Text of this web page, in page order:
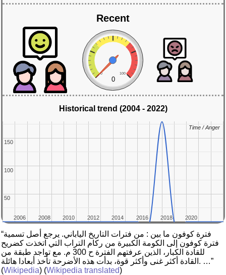
Recent
0 100
0
Historical trend (2004 - 2022)
2006
2006 2008
2008 2010
2010 2012
2012 2014
2014 2016
2016 2018
2018 2020
2020
50
50
100
100
150
150
Time / Anger
Time / Anger
“فترة كوفون ما بين : من فترات التاريخ الياباني. يرجع أصل تسمية
فترة كوفون إلى الكومة الكبيرة من ركام التراب التي اتخذت كضريح
للقادة الكبار، الذين عرفتهم الفترة ح 300 م. مع تواجد طبقة من
القادة أكثر غنى وأكثر قوة، بدأت هذه الأضرحة تأخذ أبعادا هائلة. …”
(Wikipedia) (Wikipedia translated)